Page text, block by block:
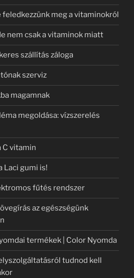
feledkezzünk meg a vitaminokról
nem csak a vitaminok miatt
szállítás záloga
szerviz
magamnak
megoldása: vízszerelés
C vitamin
Laci gumi is!
fűtés rendszer
az egészségünk
termékek | Color Nyomda
tudnod kell